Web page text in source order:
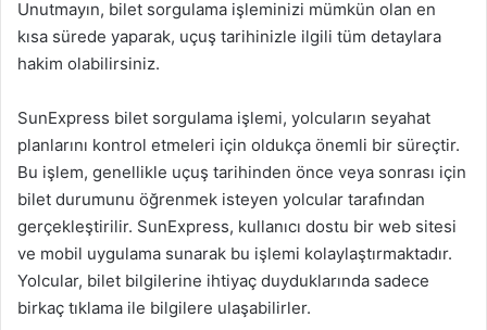
Unutmayın, bilet sorgulama işleminizi mümkün olan en
kısa sürede yaparak, uçuş tarihinizle ilgili tüm detaylara
hakim olabilirsiniz.
SunExpress bilet sorgulama işlemi, yolcuların seyahat
planlarını kontrol etmeleri için oldukça önemli bir süreçtir.
Bu işlem, genellikle uçuş tarihinden önce veya sonrası için
bilet durumunu öğrenmek isteyen yolcular tarafından
gerçekleştirilir. SunExpress, kullanıcı dostu bir web sitesi
ve mobil uygulama sunarak bu işlemi kolaylaştırmaktadır.
Yolcular, bilet bilgilerine ihtiyaç duyduklarında sadece
birkaç tıklama ile bilgilere ulaşabilirler.